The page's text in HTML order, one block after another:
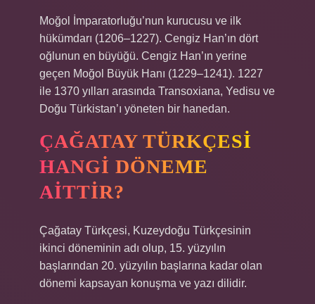
Moğol İmparatorluğu’nun kurucusu ve ilk
hükümdarı (1206–1227). Cengiz Han’ın dört
oğlunun en büyüğü. Cengiz Han’ın yerine
geçen Moğol Büyük Hanı (1229–1241). 1227
ile 1370 yılları arasında Transoxiana, Yedisu ve
Doğu Türkistan’ı yöneten bir hanedan.
ÇAĞATAY TÜRKÇESI
HANGI DÖNEME
AITTIR?
Çağatay Türkçesi, Kuzeydoğu Türkçesinin
ikinci döneminin adı olup, 15. yüzyılın
başlarından 20. yüzyılın başlarına kadar olan
dönemi kapsayan konuşma ve yazı dilidir.